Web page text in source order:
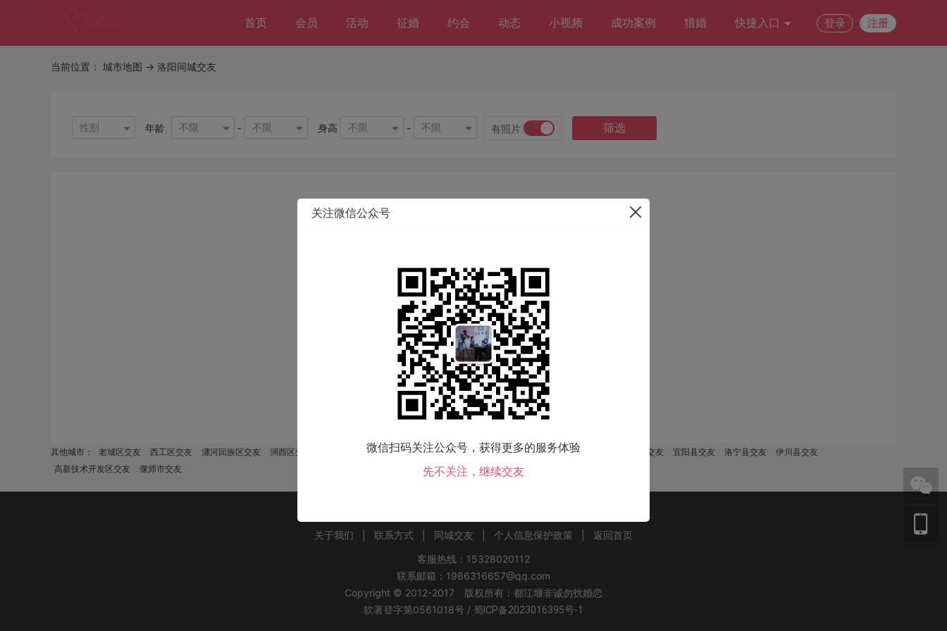
首页 会员 活动 征婚 约会 动态 小视频 成功案例 猎婚 快捷入口 登录 注册
当前位置： 城市地图 -> 洛阳同城交友
性别 年龄 不限 - 不限 身高 不限 - 不限 有照片 筛选
该地区没有会员，换个城市试试！
其他城市： 老城区交友 西工区交友 瀍河回族区交友 涧西区交友 洛龙区交友 孟津县交友 新安县交友 栾川县交友 嵩县交友 汝阳县交友 宜阳县交友 洛宁县交友
伊川县交友
高新技术开发区交友
偃师市交友
关于我们 联系方式 同城交友 个人信息保护政策
返回首页
客服热线：15328020112
联系邮箱：1986316657@qq.com
Copyright © 2012-2017 版权所有：都江堰非诚勿扰婚恋
软著登字第0561018号 / 蜀ICP备2023016395号-1
关注微信公众号
微信扫码关注公众号，获得更多的服务体验
先不关注，继续交友